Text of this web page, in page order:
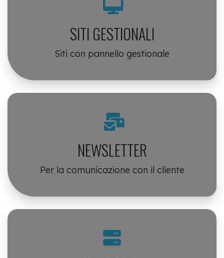
SITI GESTIONALI
Siti con pannello gestionale
NEWSLETTER
Per la comunicazione con il cliente